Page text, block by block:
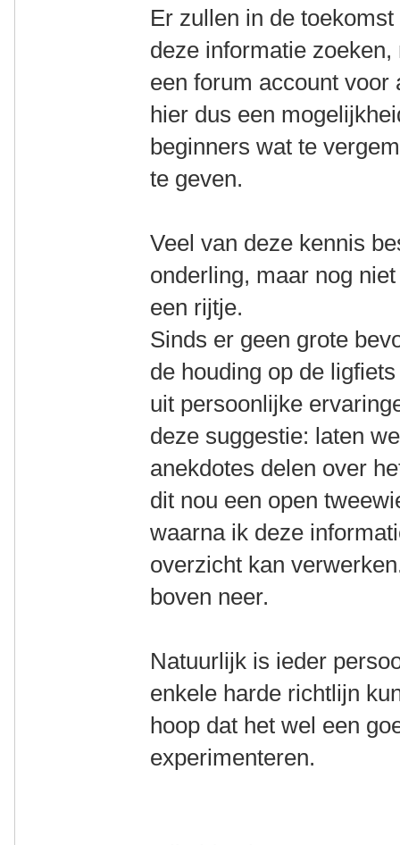
Er zullen in de
deze informatie
een forum account
hier dus een
beginners wat te
te geven.
Veel van deze kennis
onderling, maar nog
een rijtje.
Sinds er geen grote
de houding op de
uit persoonlijke
deze suggestie: laten
anekdotes delen over
dit nou een open
waarna ik deze
overzicht kan
boven neer.
Natuurlijk is ieder
enkele harde richtlijn
hoop dat het wel een
experimenteren.